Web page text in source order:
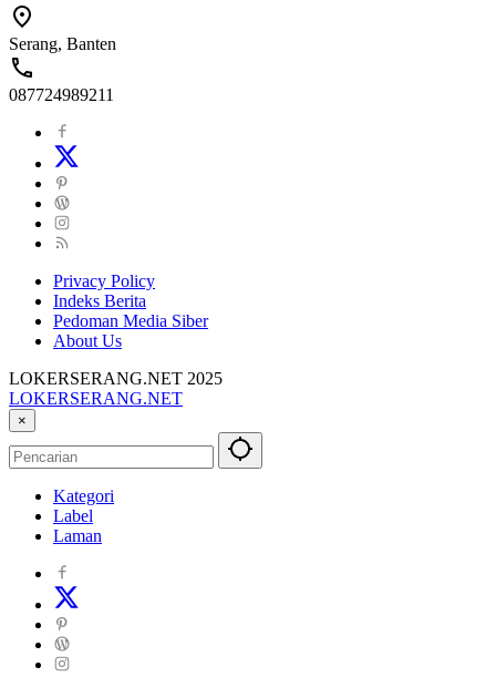
Serang, Banten
087724989211
Privacy Policy
Indeks Berita
Pedoman Media Siber
About Us
LOKERSERANG.NET 2025
LOKERSERANG.NET
Info
Lowongan
Kerja
Sekitarnya
×
Kategori
Label
Laman